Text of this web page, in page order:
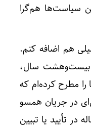
سیاست‌ها هم‌گرا
هم اضافه کنم.
سال،
را مطرح کرده‌ام که
در جریان همسو
در تأیید یا تبیین